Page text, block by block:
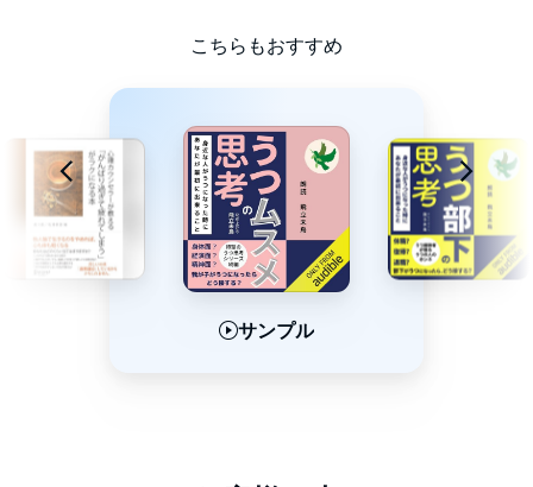
第５章 家族の様子を常に見守ろう
エンディング
こちらもおすすめ
サンプル